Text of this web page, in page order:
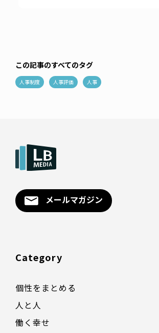
この記事のすべてのタグ
人事制度 人事評価 人事
メールマガジン
Category
個性をまとめる
人と人
働く幸せ